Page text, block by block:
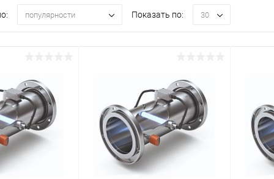
популярности Показать по: 30